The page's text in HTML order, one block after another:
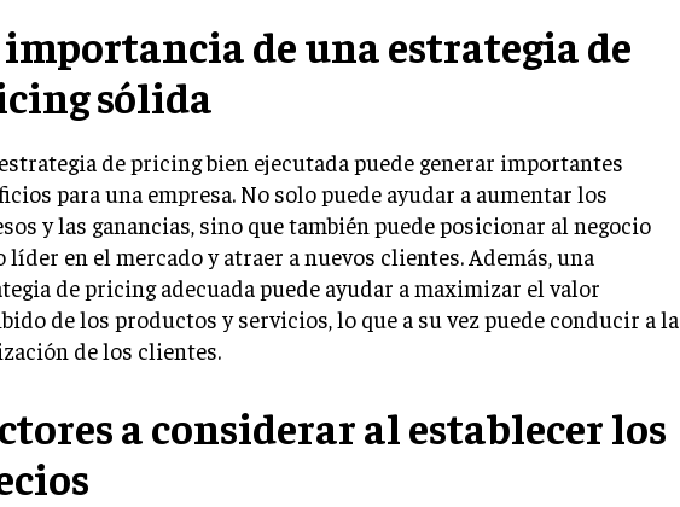
importancia de una estrategia de
sólida
de pricing bien ejecutada puede generar importantes
para una empresa. No solo puede ayudar a aumentar los
y las ganancias, sino que también puede posicionar al negocio
líder en el mercado y atraer a nuevos clientes. Además, una
de pricing adecuada puede ayudar a maximizar el valor
de los productos y servicios, lo que a su vez puede conducir a la
de los clientes.
a considerar al establecer los